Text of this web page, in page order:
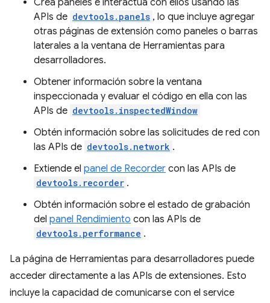
Crea paneles e interactúa con ellos usando las
APIs de devtools.panels , lo que incluye agregar
otras páginas de extensión como paneles o barras
laterales a la ventana de Herramientas para
desarrolladores.
Obtener información sobre la ventana
inspeccionada y evaluar el código en ella con las
APIs de devtools.inspectedWindow
Obtén información sobre las solicitudes de red con
las APIs de devtools.network .
Extiende el panel de Recorder con las APIs de
devtools.recorder .
Obtén información sobre el estado de grabación
del panel Rendimiento con las APIs de
devtools.performance .
La página de Herramientas para desarrolladores puede
acceder directamente a las APIs de extensiones. Esto
incluye la capacidad de comunicarse con el service